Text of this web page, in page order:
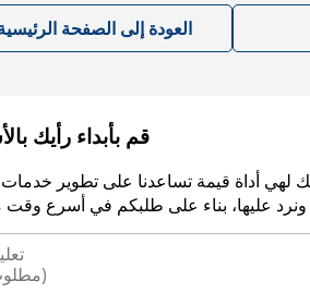
العودة إلى الصفحة
قم بأبداء رأيك
لهي أداة قيمة تساعدنا على تطوير